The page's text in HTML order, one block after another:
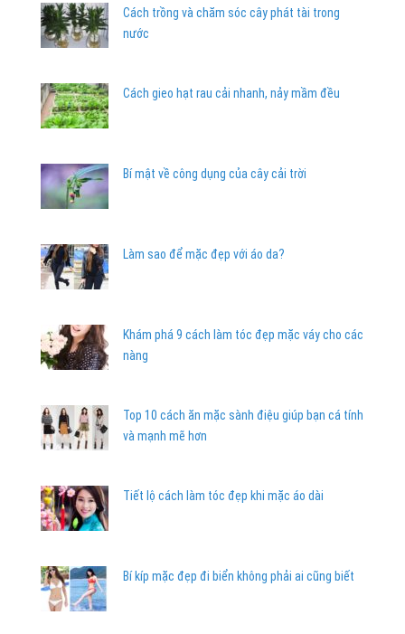
Cách trồng và chăm sóc cây phát tài trong
nước
Cách gieo hạt rau cải nhanh, nảy mầm đều
Bí mật về công dụng của cây cải trời
Làm sao để mặc đẹp với áo da?
Khám phá 9 cách làm tóc đẹp mặc váy cho các
nàng
Top 10 cách ăn mặc sành điệu giúp bạn cá tính
và mạnh mẽ hơn
Tiết lộ cách làm tóc đẹp khi mặc áo dài
Bí kíp mặc đẹp đi biển không phải ai cũng biết